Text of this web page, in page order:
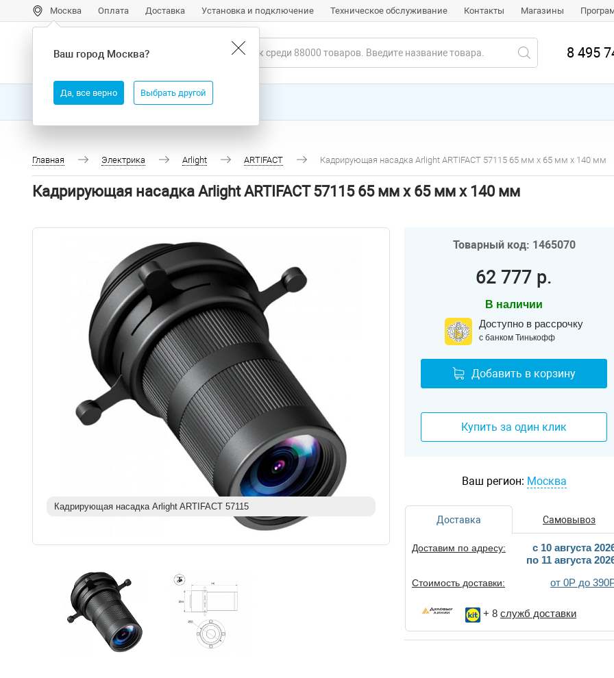
Ваш город Москва?
Да, все верно Выбрать другой
Москва Оплата Доставка Установка и подключение Техническое обслуживание Контакты Магазины
8 495
Все товары Бренды
Главная Электрика Arlight ARTIFACT Кадрирующая насадка Arlight ARTIFACT 57115 65 мм х 65 мм х 140 мм
Кадрирующая насадка Arlight ARTIFACT 57115 65 мм х 65 мм х 140 мм
Кадрирующая насадка Arlight ARTIFACT 57115
Товарный код: 1465070
62 777 р.
В наличии
Доступно в рассрочку
с банком Тинькофф
Добавить в корзину
Купить за один клик
Ваш регион: Москва
Доставка Самовывоз
Доставим по адресу:
c 10 августа
по 11 августа
Стоимость доставки: от 0Р до
+ 8 служб доставки